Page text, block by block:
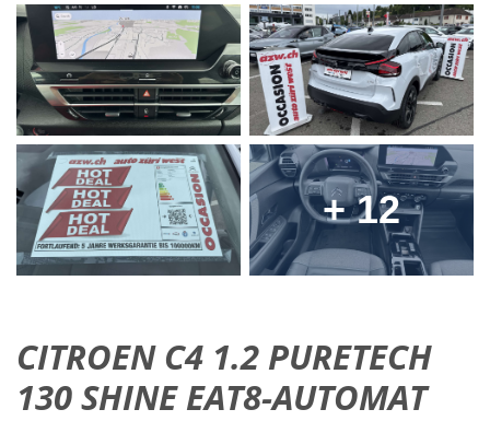
+ 12
CITROEN C4 1.2 PURETECH
130 SHINE EAT8-AUTOMAT